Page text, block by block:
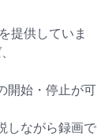
提供していま
開始・停止が可
しながら録画で